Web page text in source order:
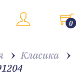
0
Класика